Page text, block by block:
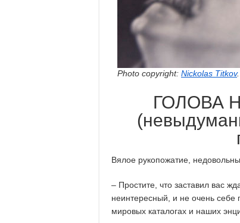
Photo copyright: Nickolas Titkov
ГОЛОВА
Вялое рукопожатие,
– Простите, что заставил вас
неинтересный, и не очень себе
мировых каталогах и наших